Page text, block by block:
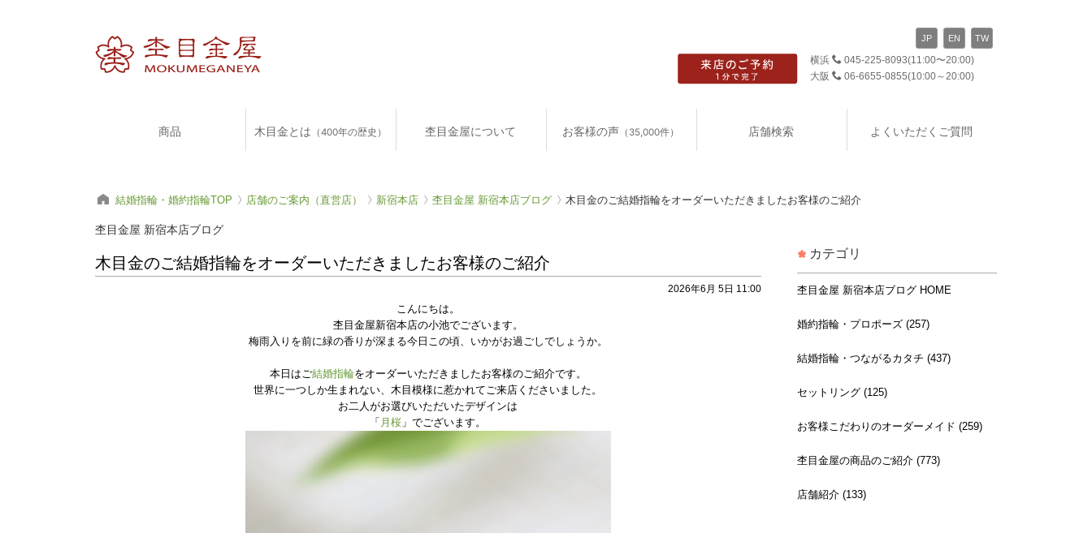
横浜 045-225-8093(11:00〜20:00)
大阪
06-6655-0855(10:00～20:00)
JP EN TW
商品 木目金とは （400年の歴史） 杢目金屋について お客様の声 （35,000件） 店舗検索 よくいただくご質問
結婚指輪・婚約指輪TOP 店舗のご案内（直営店） 新宿本店 杢目金屋 新宿本店ブログ 木目金のご結婚指輪をオーダーいただきましたお客様のご紹介
杢目金屋 新宿本店ブログ
木目金のご結婚指輪をオーダーいただきましたお客様のご紹介
2026年6月 5日 11:00
こんにちは。
杢目金屋新宿本店の小池でございます。
梅雨入りを前に緑の香りが深まる今日この頃、いかがお過ごしでしょうか。
本日はご結婚指輪をオーダーいただきましたお客様のご紹介です。
世界に一つしか生まれない、 木目模様に惹かれてご来店くださいました。
お二人がお選びいただいたデザインは
「 月桜 」でございます。
カテゴリ
杢目金屋 新宿本店ブログ HOME
婚約指輪・プロポーズ (257)
結婚指輪・つながるカタチ (437)
セットリング (125)
お客様こだわりのオーダーメイド (259)
杢目金屋の商品のご紹介 (773)
店舗紹介 (133)